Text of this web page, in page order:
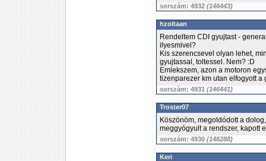
sorszám: 4932 (146443)
hzoltaan
Rendeltem CDI gyujtast -
ilyesmivel?
Kis szerencsevel olyan lehet,
gyujtassal, toltessel. Nem? :D
Emlekszem, azon a motoron
tizenparezer km utan elfogyott a
sorszám: 4931 (146441)
Troster07
Köszönöm, megoldódott a
meggyógyult a rendszer, kapott
sorszám: 4930 (146288)
Keri